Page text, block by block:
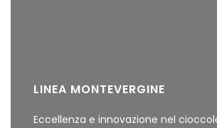
LINEA MONTEVERGINE
Eccellenza e innovazione nel